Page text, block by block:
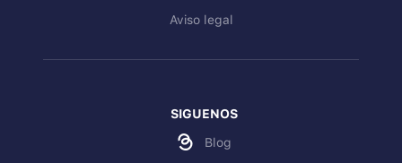
Aviso legal
SIGUENOS
Blog